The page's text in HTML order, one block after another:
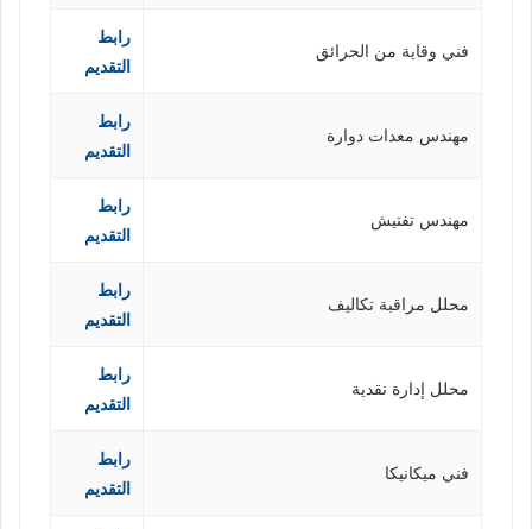
فني وقاية من الحرائق
رابط
التقديم
مهندس معدات دوارة
رابط
التقديم
مهندس تفتيش
رابط
التقديم
محلل مراقبة تكاليف
رابط
التقديم
محلل إدارة نقدية
رابط
التقديم
فني ميكانيكا
رابط
التقديم